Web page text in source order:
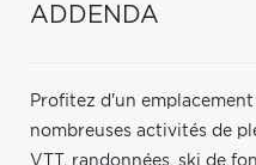
ADDENDA
Profitez d'un
nombreuses activités de
VTT, randonnées, ski de